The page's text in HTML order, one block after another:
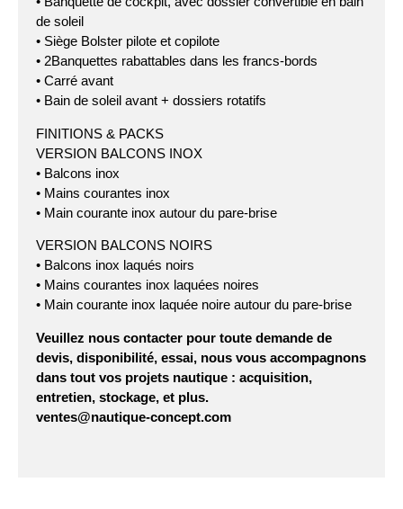
de soleil
• Siège Bolster pilote et copilote
• 2Banquettes rabattables dans les francs-bords
• Carré avant
• Bain de soleil avant + dossiers rotatifs
FINITIONS & PACKS
VERSION BALCONS INOX
• Balcons inox
• Mains courantes inox
• Main courante inox autour du pare-brise
VERSION BALCONS NOIRS
• Balcons inox laqués noirs
• Mains courantes inox laquées noires
• Main courante inox laquée noire autour du pare-brise
Veuillez nous contacter pour toute demande de
devis, disponibilité, essai, nous vous accompagnons
dans tout vos projets nautique : acquisition,
entretien, stockage, et plus.
ventes@nautique-concept.com